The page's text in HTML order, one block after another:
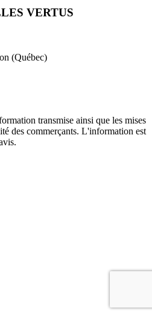
VERTUS
(Québec)
transmise ainsi que les mises
des commerçants. L'information est